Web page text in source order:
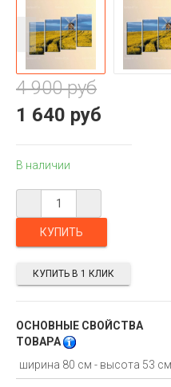
4 900 руб
1 640 руб
В наличии
ОСНОВНЫЕ СВОЙСТВА
ТОВАРА
КУПИТЬ В 1 КЛИК